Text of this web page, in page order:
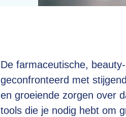
De farmaceutische,
geconfronteerd met
en groeiende zorgen over
tools die je nodig hebt om